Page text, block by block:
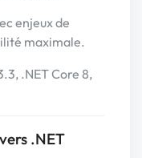
enjeux de
maximale.
.NET Core 8,
.NET